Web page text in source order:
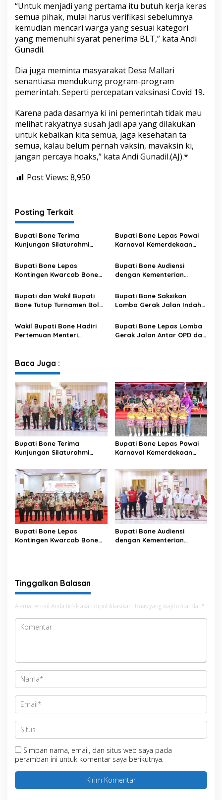
“Untuk menjadi yang pertama itu butuh kerja keras
semua pihak, mulai harus verifikasi sebelumnya
kemudian mencari warga yang sesuai kategori
yang memenuhi syarat penerima BLT,” kata Andi
Gunadil.
Dia juga meminta masyarakat Desa Mallari
senantiasa mendukung program-program
pemerintah. Seperti percepatan vaksinasi Covid 19.
Karena pada dasarnya ki ini pemerintah tidak mau
melihat rakyatnya susah jadi apa yang dilakukan
untuk kebaikan kita semua, jaga kesehatan ta
semua, kalau belum pernah vaksin, mavaksin ki,
jangan percaya hoaks,” kata Andi Gunadil.(AJ).*
Post Views: 8,950
Posting Terkait
Bupati Bone Terima
Kunjungan Silaturahmi
XIV/Hasanuddin
Bupati Bone Lepas Pawai
Karnaval Kemerdekaan
Sambut HUT ke-81 RI
Bupati Bone Lepas
Kontingen Kwarcab Bone
XII Tahun 2026
Bupati Bone Audiensi
dengan Kementerian
Penataan Kawasan Hutan
untuk Kepastian Hak Tanah
Bupati dan Wakil Bupati
Bone Tutup Turnamen Bola
Tambah Bonus Rp10 Juta
untuk Para Juara
Bupati Bone Saksikan
Lomba Gerak Jalan Indah
dan Bangkitkan Semangat
Kemerdekaan
Wakil Bupati Bone Hadiri
Pertemuan Menteri
Modern di Sulawesi Selatan
Bupati Bone Lepas Lomba
Gerak Jalan Antar OPD dan
Baca Juga :
Bupati Bone Terima
Kunjungan Silaturahmi
XIV/Hasanuddin
Bupati Bone Lepas Pawai
Karnaval Kemerdekaan
Sambut HUT ke-81 RI
Bupati Bone Lepas
Kontingen Kwarcab Bone
Bupati Bone Audiensi
dengan Kementerian
Tinggalkan Balasan
Alamat email Anda tidak akan dipublikasikan. Ruas yang wajib ditandai *
Simpan nama, email, dan situs web saya pada
peramban ini untuk komentar saya berikutnya.